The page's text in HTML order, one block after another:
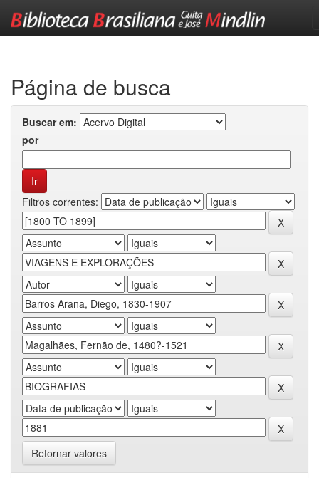
Página de busca
Buscar em:
por
Filtros correntes:
Retornar valores